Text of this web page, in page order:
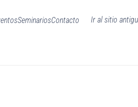
SeminariosContacto Ir al sitio